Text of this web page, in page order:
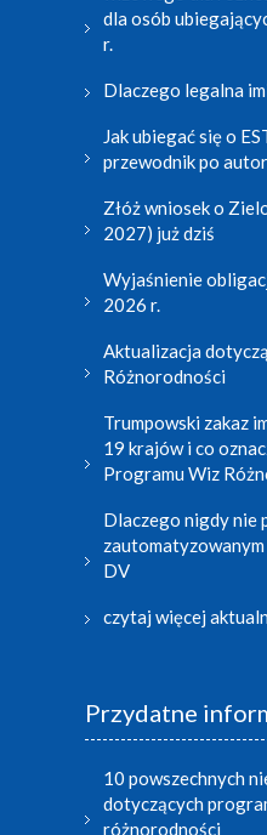
dla osób
r.
Dlaczego legalna
Jak ubiegać się o
przewodnik po
Złóż wniosek o
2027) już dziś
Wyjaśnienie
2026 r.
Aktualizacja
Różnorodności
Trumpowski zakaz
19 krajów i co
Programu Wiz
Dlaczego nigdy nie
DV
czytaj więcej
Przydatne
10 powszechnych
dotyczących
różnorodności